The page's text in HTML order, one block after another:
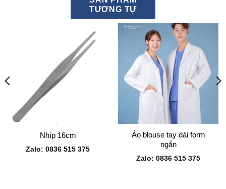
TƯƠNG TỰ
Nhíp 16cm
Zalo: 0836 515 375
Áo blouse tay dài form
ngắn
Zalo: 0836 515 375